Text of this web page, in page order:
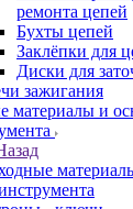
ремонта цепей
Бухты цепей
Заклёпки для
Диски для
зажигания
материалы и